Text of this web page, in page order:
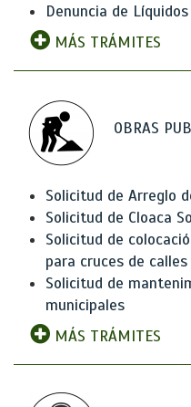
Denuncia de
MÁS TRÁMITES
OBRAS
Solicitud de Arreglo
Solicitud de Cloaca
Solicitud de
para cruces de calles
Solicitud de
municipales
MÁS TRÁMITES